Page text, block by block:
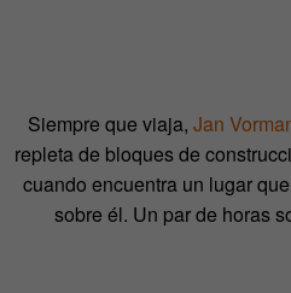
Siempre que viaja, Jan
repleta de bloques de
cuando encuentra un lugar
sobre él. Un par de horas